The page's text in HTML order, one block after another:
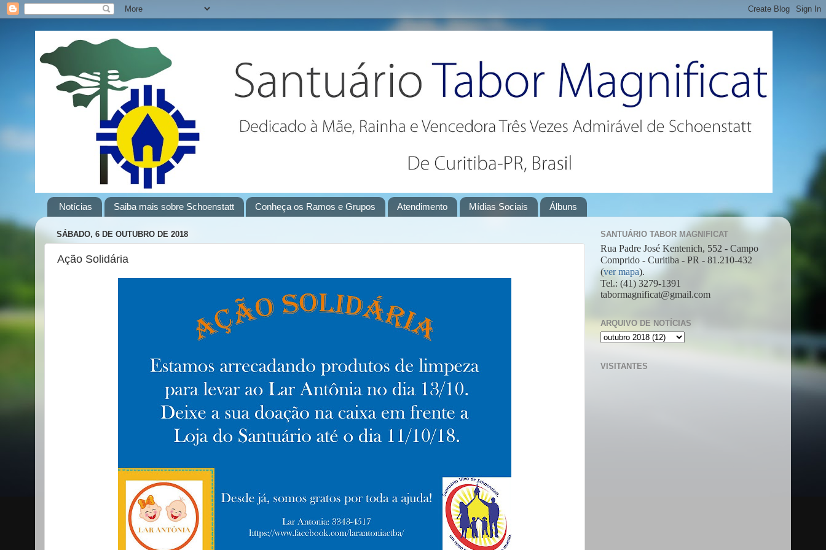
Notícias Saiba mais sobre Schoenstatt Conheça os Ramos e Grupos Atendimento Mídias Sociais Álbuns
SÁBADO, 6 DE OUTUBRO DE 2018
Ação Solidária
SANTUÁRIO TABOR MAGNIFICAT
Rua Padre José Kentenich, 552 - Campo
Comprido - Curitiba - PR - 81.210-432
(ver mapa).
Tel.: (41) 3279-1391
tabormagnificat@gmail.com
ARQUIVO DE NOTÍCIAS
VISITANTES